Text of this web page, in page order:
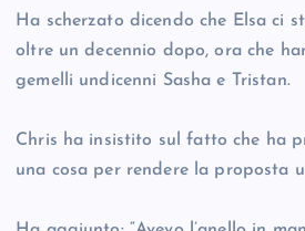
Ha scherzato dicendo che Elsa ci
oltre un decennio dopo, ora che
gemelli undicenni Sasha e Tristan.
Chris ha insistito sul fatto che ha
una cosa per rendere la proposta